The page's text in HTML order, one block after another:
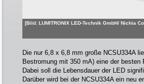
[Bild: LUMITRONIX LED-Technik GmbH/ Nichia
Die nur 6,8 x 6,8 mm große NCSU334A
Bestromung mit 350 mA) eine der
Dabei soll die Lebensdauer der LED
Darüber wird bei der NCSU334A ein neu